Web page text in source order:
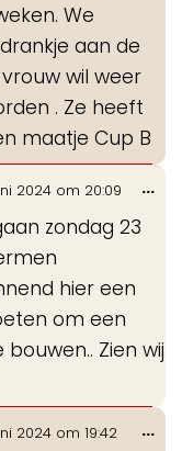
We
aan de
wil weer
. Ze heeft
maatje Cup B
2024 om 20:09
zondag 23
hier een
om een
Zien wij
...
2024 om 19:42 ...